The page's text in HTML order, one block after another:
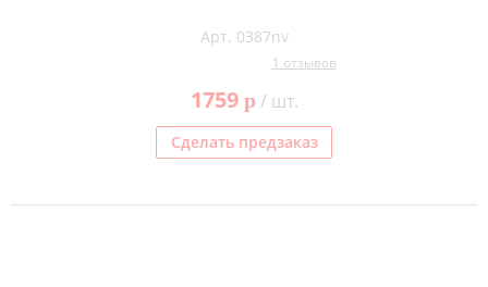
Арт. 0387nv
1 отзывов
1759 p/ шт.
Сделать предзаказ